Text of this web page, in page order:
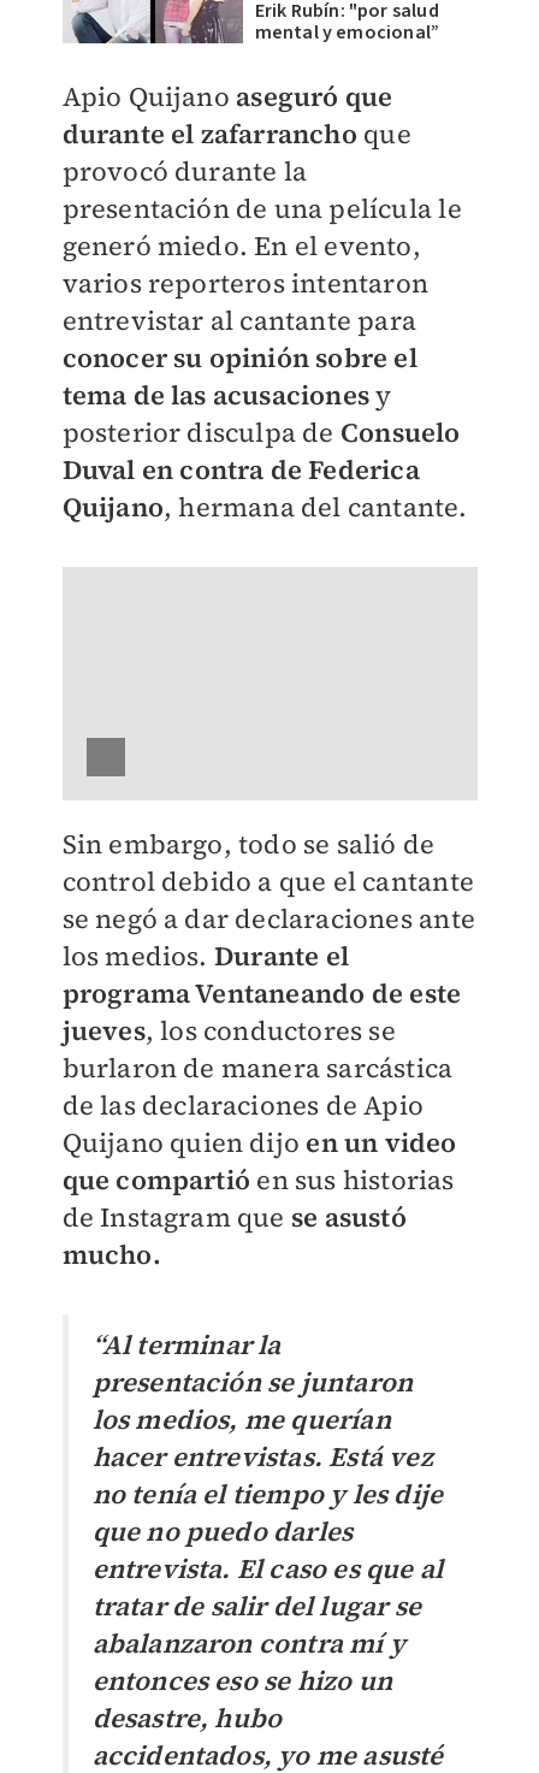
Erik Rubín: "por salud
mental y emocional”
Apio Quijano aseguró que
durante el zafarrancho que
provocó durante la
presentación de una película le
generó miedo. En el evento,
varios reporteros intentaron
entrevistar al cantante para
conocer su opinión sobre el
tema de las acusacionesy
posterior disculpa de Consuelo
Duval en contra de Federica
Quijano, hermana del cantante.
Sin embargo, todo se salió de
control debido a que el cantante
se negó a dar declaraciones ante
los medios. Durante el
programa Ventaneando de este
jueves, los conductores se
burlaron de manera sarcástica
de las declaraciones de Apio
Quijano quien dijo en un video
que compartió en sus historias
de Instagram que se asustó
mucho.
“Al terminar la
presentación se juntaron
los medios, me querían
hacer entrevistas. Está vez
no tenía el tiempo y les dije
que no puedo darles
entrevista. El caso es que al
tratar de salir del lugar se
abalanzaron contra mí y
entonces eso se hizo un
desastre, hubo
accidentados, yo me asusté